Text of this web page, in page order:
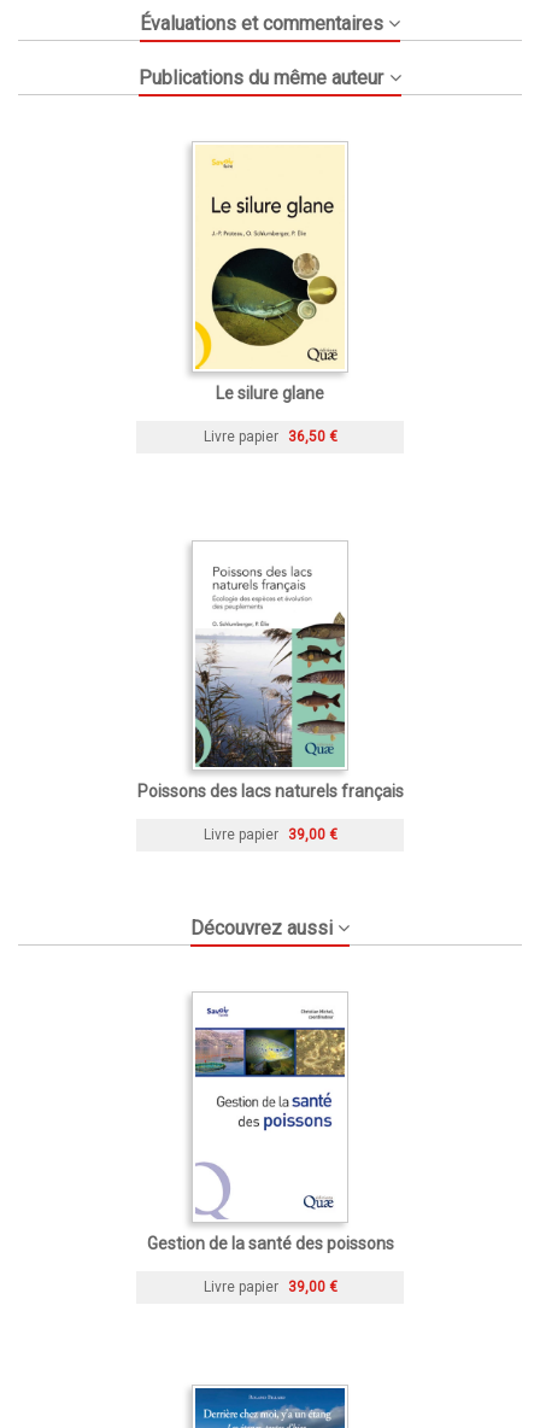
Évaluations et commentaires
Publications du même auteur
Le silure glane
Livre papier 36,50 €
Poissons des lacs naturels français
Livre papier 39,00 €
Découvrez aussi
Gestion de la santé des poissons
Livre papier 39,00 €